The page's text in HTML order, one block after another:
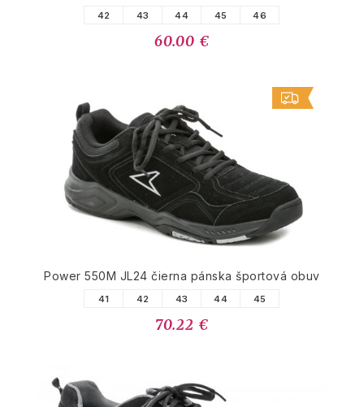
42 43 44 45 46
60.00 €
Power 550M JL24 čierna pánska športová obuv
41 42 43 44 45
70.22 €